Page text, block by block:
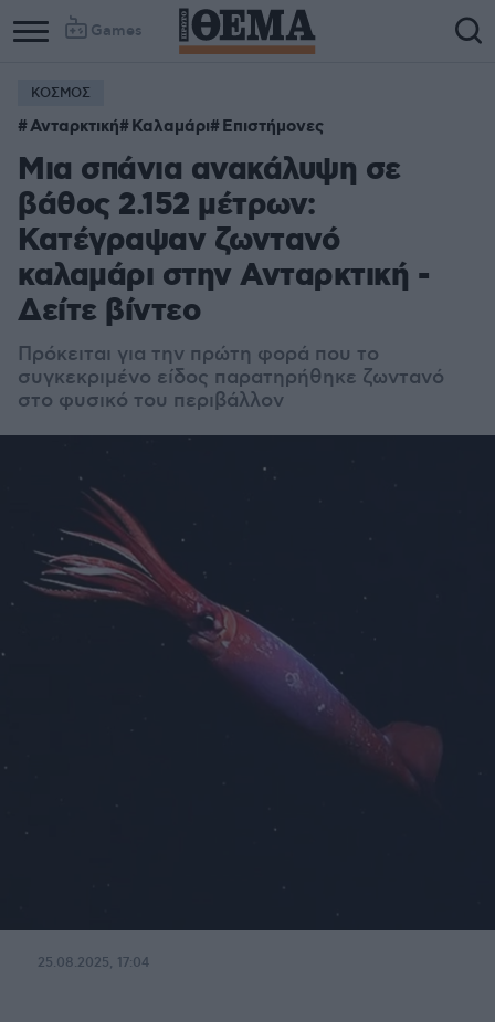
Games
Column
1
Column
2
ΚΟΣΜΟΣ
Ανταρκτική Καλαμάρι Επιστήμονες
Μια σπάνια ανακάλυψη σε
βάθος 2.152 μέτρων:
Κατέγραψαν ζωντανό
καλαμάρι στην Ανταρκτική -
Δείτε βίντεο
Πρόκειται για την πρώτη φορά που το
συγκεκριμένο είδος παρατηρήθηκε ζωντανό
στο φυσικό του περιβάλλον
25.08.2025, 17:04